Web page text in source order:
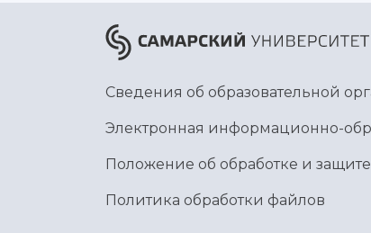
Сведения об образовательной
Электронная информационно-
Положение об обработке и
Политика обработки файлов